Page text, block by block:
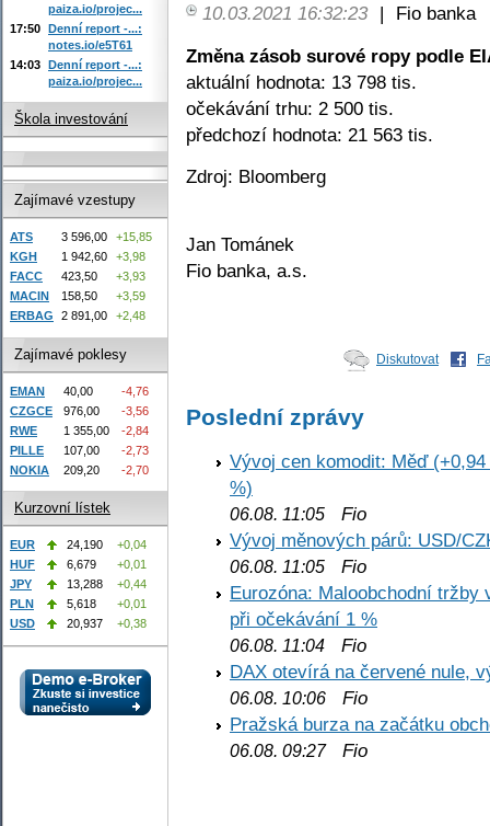
10.03.2021 16:32:23 |
Fio banka
Změna zásob surové ropy podle
aktuální hodnota: 13 798 tis.
očekávání trhu: 2 500 tis.
předchozí hodnota: 21 563 tis.
Zdroj: Bloomberg
Jan Tománek
Fio banka, a.s.
Diskutovat
Poslední zprávy
Vývoj cen komodit: Měď
%)
06.08. 11:05 Fio
Vývoj měnových párů: USD/
06.08. 11:05 Fio
Eurozóna: Maloobchodní
při očekávání 1 %
06.08. 11:04 Fio
DAX otevírá na červené nule,
06.08. 10:06 Fio
Pražská burza na začátku
06.08. 09:27Fio
paiza.io/projec...
17:50 Denní report -...:
notes.io/e5T61
14:03 Denní report -...:
paiza.io/projec...
Škola investování
Zajímavé vzestupy
ATS 3 596,00
+15,85
KGH
1 942,60
+3,98
FACC
423,50
+3,93
MACIN
158,50
+3,59
ERBAG
2 891,00 +2,48
Zajímavé poklesy
EMAN 40,00
-4,76
CZGCE
976,00
-3,56
RWE
1 355,00
-2,84
PILLE
107,00
-2,73
NOKIA
209,20 -2,70
Kurzovní lístek
EUR 24,190
+0,04
HUF
6,679
+0,01
JPY
13,288
+0,44
PLN
5,618
+0,01
USD
20,937 +0,38